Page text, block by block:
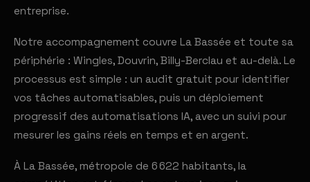
entreprise.
Notre accompagnement couvre La Bassée et toute sa
périphérie : Wingles, Douvrin, Billy-Berclau et au-delà. Le
processus est simple : un audit gratuit pour identifier
vos tâches automatisables, puis un déploiement
progressif des automatisations IA, avec un suivi pour
mesurer les gains réels en temps et en argent.
À La Bassée, métropole de 6 622 habitants, la